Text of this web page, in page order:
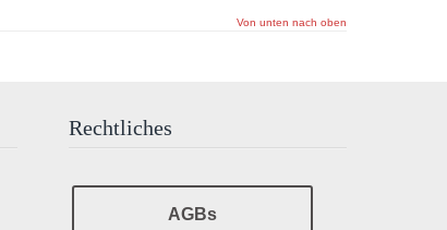
Von unten nach oben
Rechtliches
AGBs